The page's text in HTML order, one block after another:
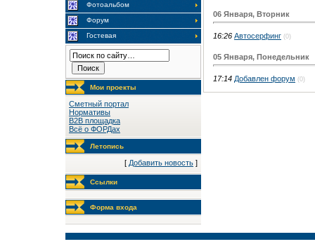
Фотоальбом
Форум
Гостевая
Мои проекты
Сметный портал
Нормативы
B2B площадка
Всё о ФОРДах
Летопись
[ Добавить новость ]
Ссылки
Форма входа
06 Января, Вторник
16:26 Автосерфинг (0)
05 Января, Понедельник
17:14 Добавлен форум (0)